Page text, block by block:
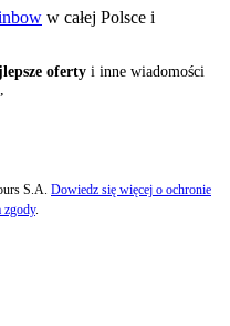
w całej Polsce i
oferty i inne wiadomości
S.A. Dowiedz się więcej o ochronie
zgody.